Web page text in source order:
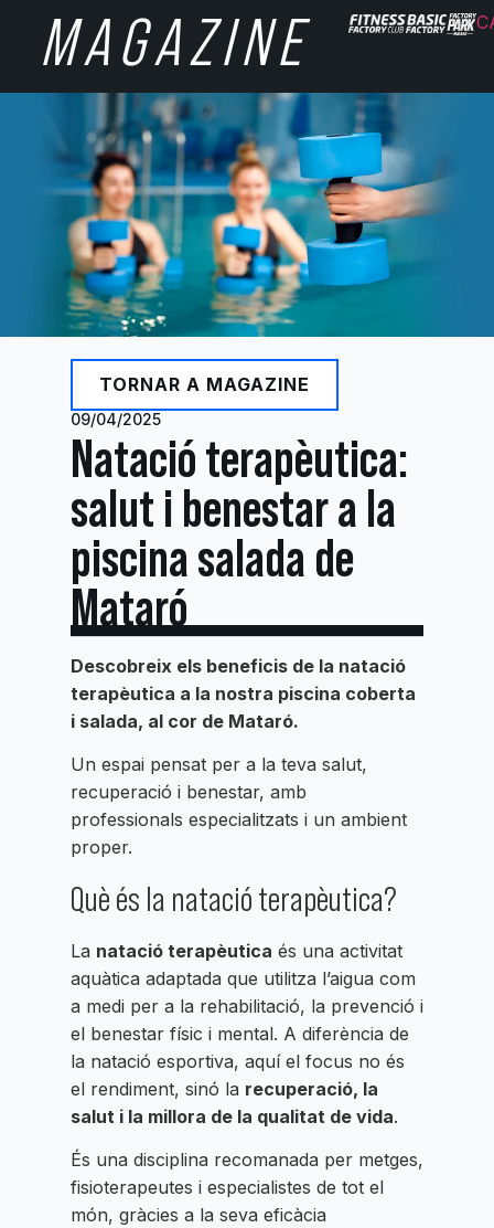
MAGAZINE
TORNAR A MAGAZINE
09/04/2025
Natació terapèutica:
salut i benestar a la
piscina salada de
Mataró
Descobreix els beneficis de la natació
terapèutica a la nostra piscina coberta
i salada, al cor de Mataró.
Un espai pensat per a la teva salut,
recuperació i benestar, amb
professionals especialitzats i un ambient
proper.
Què és la natació terapèutica?
La natació terapèutica és una activitat
aquàtica adaptada que utilitza l’aigua com
a medi per a la rehabilitació, la prevenció i
el benestar físic i mental. A diferència de
la natació esportiva, aquí el focus no és
el rendiment, sinó la recuperació, la
salut i la millora de la qualitat de vida.
És una disciplina recomanada per metges,
fisioterapeutes i especialistes de tot el
món, gràcies a la seva eficàcia